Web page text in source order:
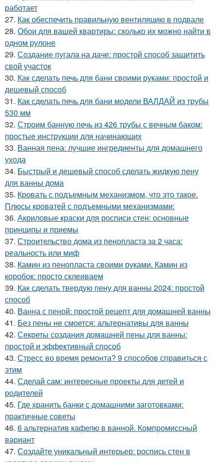
работает
27. Как обеспечить правильную вентиляцию в подвале
28. Обои для вашей квартиры: сколько их можно найти в
одном рулоне
29. Создание пугала на даче: простой способ защитить
свой участок
30. Как сделать печь для бани своими руками: простой и
дешевый способ
31. Как сделать печь для бани модели ВАЛДАЙ из трубы
530 мм
32. Строим банную печь из 426 трубы с вечным баком:
простые инструкции для начинающих
33. Ванная пена: лучшие ингредиенты для домашнего
ухода
34. Быстрый и дешевый способ сделать жидкую пену
для ванны дома
35. Кровать с подъемным механизмом, что это такое.
Плюсы кроватей с подъемными механизмами:
36. Акриловые краски для росписи стен: основные
принципы и приемы
37. Строительство дома из пенопласта за 2 часа:
реальность или миф
38. Камин из пенопласта своими руками. Камин из
коробок: просто склеиваем
39. Как сделать твердую пену для ванны 2024: простой
способ
40. Ванна с пеной: простой рецепт для домашней ванны
41. Без пены не смоется: альтернативы для ванны
42. Секреты создания домашней пены для ванны:
простой и эффективный способ
43. Стресс во время ремонта? 9 способов справиться с
этим
44. Сделай сам: интересные проекты для детей и
родителей
45. Где хранить банки с домашними заготовками:
практичные советы
46. 6 альтернатив кафелю в ванной. Компромиссный
вариант
47. Создайте уникальный интерьер: роспись стен в